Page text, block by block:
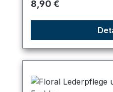
Regulärer Preis:
8,90 €